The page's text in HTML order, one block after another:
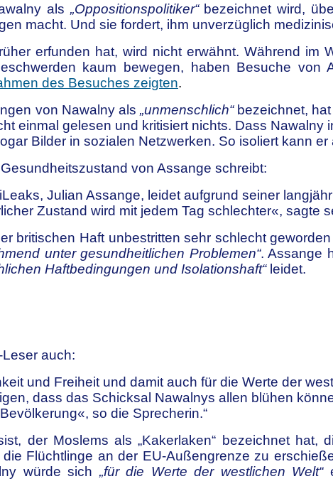
als „Oppositionspolitiker“bezeichnet wird,
macht. Und sie fordert, ihm unverzüglich
erfunden hat, wird nicht erwähnt. Während
kaum bewegen, haben Besuche von
des Besuches zeigten.
von Nawalny als „unmenschlich“bezeichnet, hat
einmal gelesen und kritisiert nichts. Dass Nawalny
Bilder in sozialen Netzwerken. So isoliert kann er
von Assange schreibt:
Julian Assange, leidet aufgrund seiner
Zustand wird mit jedem Tag schlechter«, sagte
britischen Haft unbestritten sehr schlecht
unter gesundheitlichen Problemen“. Assange
Haftbedingungen und Isolationshaft“leidet.
auch:
und Freiheit und damit auch für die Werte der
dass das Schicksal Nawalnys allen blühen
so die Sprecherin.“
der Moslems als „Kakerlaken“ bezeichnet
Flüchtlinge an der EU-Außengrenze zu
würde sich „für die Werte der westlichen Welt“